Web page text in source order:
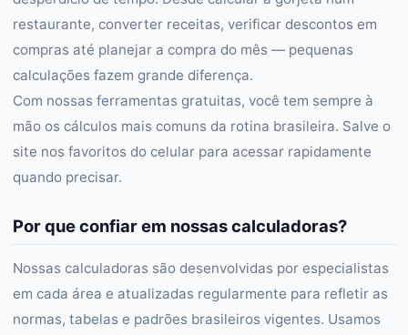
restaurante, converter receitas, verificar descontos em
compras até planejar a compra do mês — pequenas
calculações fazem grande diferença.
Com nossas ferramentas gratuitas, você tem sempre à
mão os cálculos mais comuns da rotina brasileira. Salve o
site nos favoritos do celular para acessar rapidamente
quando precisar.
Por que confiar em nossas calculadoras?
Nossas calculadoras são desenvolvidas por especialistas
em cada área e atualizadas regularmente para refletir as
normas, tabelas e padrões brasileiros vigentes. Usamos